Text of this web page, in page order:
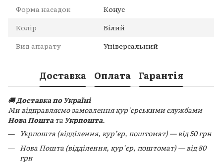
Форма насадок
Конус
Колір
Білий
Вид апарату
Універсальний
Доставка Оплата Гарантія
🚚Доставка по Україні
Ми відправляємо замовлення кур’єрськими службами
Нова Поштата Укрпошта.
Укрпошта (відділення, кур’єр, поштомат) — від 50 грн
Нова Пошта (відділення, кур’єр, поштомат) — від 80
грн